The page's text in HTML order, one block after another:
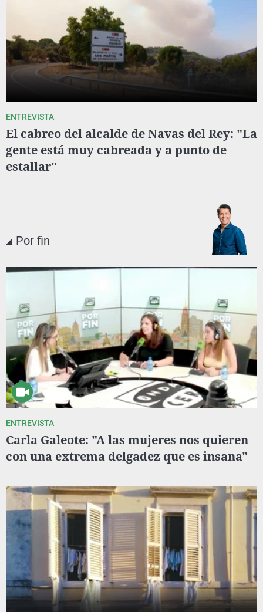
ENTREVISTA
El cabreo del alcalde de Navas del Rey: "La
gente está muy cabreada y a punto de
estallar"
Por fin
ENTREVISTA
Carla Galeote: "A las mujeres nos quieren
con una extrema delgadez que es insana"